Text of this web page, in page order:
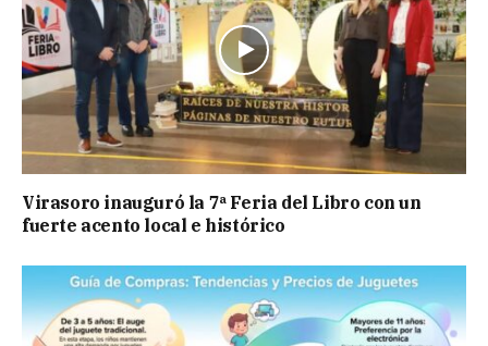
Virasoro inauguró la 7ª Feria del Libro con un
fuerte acento local e histórico